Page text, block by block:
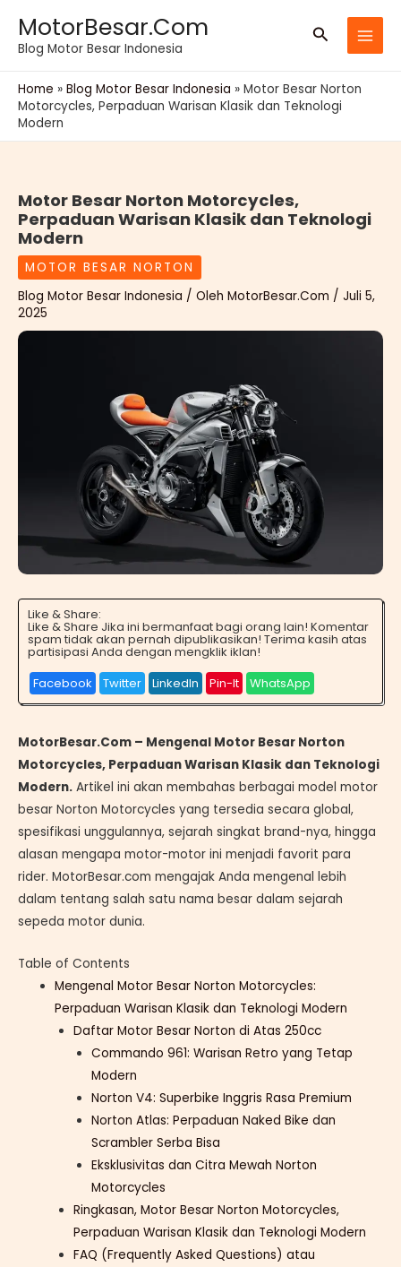
konten
MotorBesar.Com
Blog Motor Besar Indonesia
Cari
Home » Blog Motor Besar Indonesia » Motor Besar Norton
Motorcycles, Perpaduan Warisan Klasik dan Teknologi
Modern
Motor Besar Norton Motorcycles,
Perpaduan Warisan Klasik dan Teknologi
Modern
MOTOR BESAR NORTON
Blog Motor Besar Indonesia / Oleh MotorBesar.Com / Juli 5,
2025
Like & Share:
Like & Share Jika ini bermanfaat bagi orang lain! Komentar
spam tidak akan pernah dipublikasikan! Terima kasih atas
partisipasi Anda dengan mengklik iklan!
Facebook
Twitter LinkedIn Pin-It WhatsApp
MotorBesar.Com – Mengenal Motor Besar Norton
Motorcycles, Perpaduan Warisan Klasik dan Teknologi
Modern. Artikel ini akan membahas berbagai model motor
besar Norton Motorcycles yang tersedia secara global,
spesifikasi unggulannya, sejarah singkat brand-nya, hingga
alasan mengapa motor-motor ini menjadi favorit para
rider. MotorBesar.com mengajak Anda mengenal lebih
dalam tentang salah satu nama besar dalam sejarah
sepeda motor dunia.
Table of Contents
Mengenal Motor Besar Norton Motorcycles:
Perpaduan Warisan Klasik dan Teknologi Modern
Daftar Motor Besar Norton di Atas 250cc
Commando 961: Warisan Retro yang Tetap
Modern
Norton V4: Superbike Inggris Rasa Premium
Norton Atlas: Perpaduan Naked Bike dan
Scrambler Serba Bisa
Eksklusivitas dan Citra Mewah Norton
Motorcycles
Ringkasan, Motor Besar Norton Motorcycles,
Perpaduan Warisan Klasik dan Teknologi Modern
FAQ (Frequently Asked Questions) atau